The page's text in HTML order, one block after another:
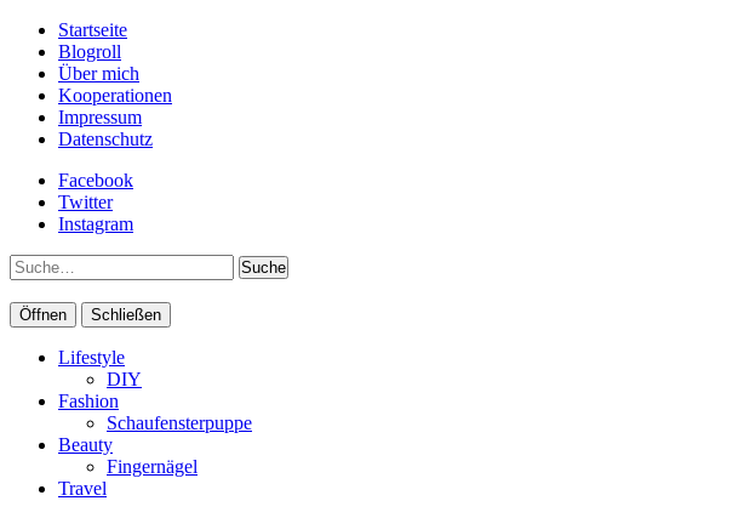
Startseite
Blogroll
Über mich
Kooperationen
Impressum
Datenschutz
Facebook
Twitter
Instagram
Suche
Öffnen Schließen
Lifestyle
DIY
Fashion
Schaufensterpuppe
Beauty
Fingernägel
Travel